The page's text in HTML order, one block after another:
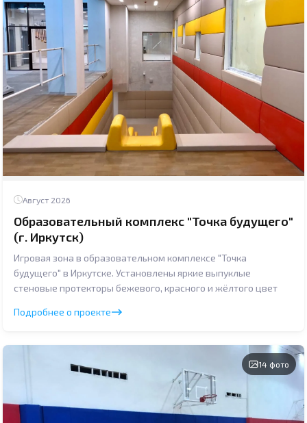
Август 2026
Образовательный комплекс "Точка будущего"
(г. Иркутск)
Игровая зона в образовательном комплексе "Точка
будущего" в Иркутске. Установлены яркие выпуклые
стеновые протекторы бежевого, красного и жёлтого цвет
Подробнее о проекте
14 фото